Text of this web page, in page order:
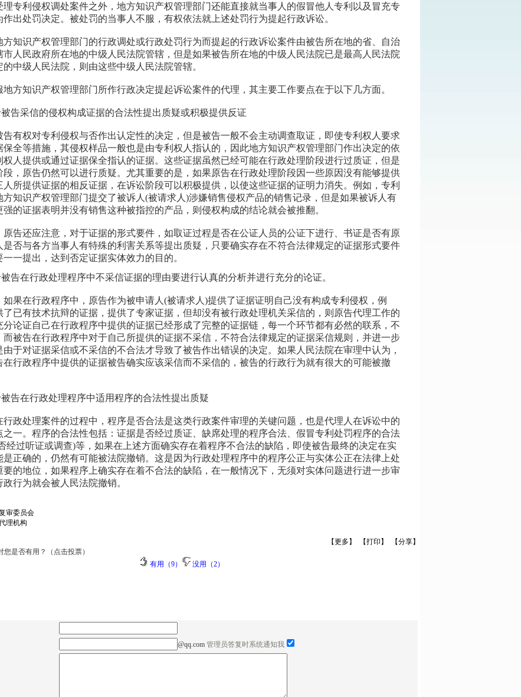
理专利侵权调处案件之外，地方知识产权管理部门还能直接就当事人的假冒他人专利以及冒充专
作出处罚决定。被处罚的当事人不服，有权依法就上述处罚行为提起行政诉讼。
方知识产权管理部门的行政调处或行政处罚行为而提起的行政诉讼案件由被告所在地的省、自治
市人民政府所在地的中级人民法院管辖，但是如果被告所在地的中级人民法院已是最高人民法院
的中级人民法院，则由这些中级人民法院管辖。
地方知识产权管理部门所作行政决定提起诉讼案件的代理，其主要工作要点在于以下几方面。
被告采信的侵权构成证据的合法性提出质疑或积极提供反证
告有权对专利侵权与否作出认定性的决定，但是被告一般不会主动调查取证，即使专利权人要求
保全等措施，其侵权样品一般也是由专利权人指认的，因此地方知识产权管理部门作出决定的依
权人提供或通过证据保全指认的证据。这些证据虽然已经可能在行政处理阶段进行过质证，但是
段，原告仍然可以进行质疑。尤其重要的是，如果原告在行政处理阶段因一些原因没有能够提供
人所提供证据的相反证据，在诉讼阶段可以积极提供，以使这些证据的证明力消失。例如，专利
方知识产权管理部门提交了被诉人(被请求人)涉嫌销售侵权产品的销售记录，但是如果被诉人有
强的证据表明并没有销售这种被指控的产品，则侵权构成的结论就会被推翻。
原告还应注意，对于证据的形式要件，如取证过程是否在公证人员的公证下进行、书证是否有原
是否与各方当事人有特殊的利害关系等提出质疑，只要确实存在不符合法律规定的证据形式要件
一一提出，达到否定证据实体效力的目的。
被告在行政处理程序中不采信证据的理由要进行认真的分析并进行充分的论证。
如果在行政程序中，原告作为被申请人(被请求人)提供了证据证明自己没有构成专利侵权，例
了已有技术抗辩的证据，提供了专家证据，但却没有被行政处理机关采信的，则原告代理工作的
分论证自己在行政程序中提供的证据已经形成了完整的证据链，每一个环节都有必然的联系，不
而被告在行政程序中对于自己所提供的证据不采信，不符合法律规定的证据采信规则，并进一步
由于对证据采信或不采信的不合法才导致了被告作出错误的决定。如果人民法院在审理中认为，
在行政程序中提供的证据被告确实应该采信而不采信的，被告的行政行为就有很大的可能被撤
告在行政处理程序中适用程序的合法性提出质疑
行政处理案件的过程中，程序是否合法是这类行政案件审理的关键问题，也是代理人在诉讼中的
之一。程序的合法性包括：证据是否经过质证、缺席处理的程序合法、假冒专利处罚程序的合法
经过听证或调查)等，如果在上述方面确实存在着程序不合法的缺陷，即使被告最终的决定在实
是正确的，仍然有可能被法院撤销。这是因为行政处理程序中的程序公正与实体公正在法律上处
要的地位，如果程序上确实存在着不合法的缺陷，在一般情况下，无须对实体问题进行进一步审
政行为就会被人民法院撤销。
审委员会
理机构
【更多】 【打印】
【分享】
您是否有用？（点击投票）
有用（9）
没用（2）
@qq.com 管理员答复时系统通知我